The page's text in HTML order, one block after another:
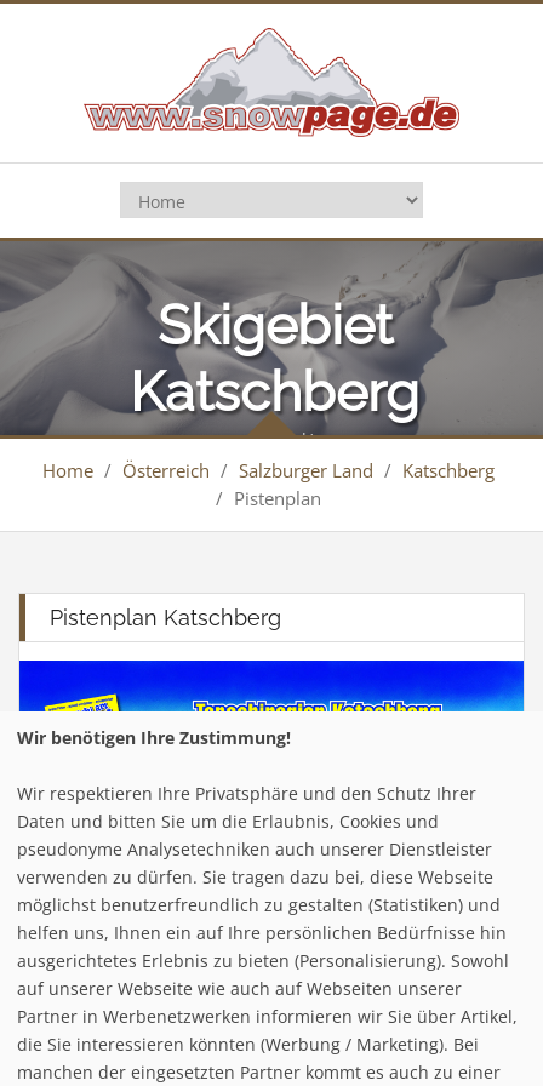
Skigebiet
Katschberg
(Aineck)
Home / Österreich / Salzburger Land / Katschberg
/ Pistenplan
Pistenplan Katschberg
Wir benötigen Ihre Zustimmung!
Wir respektieren Ihre Privatsphäre und den Schutz Ihrer
Daten und bitten Sie um die Erlaubnis, Cookies und
pseudonyme Analysetechniken auch unserer Dienstleister
verwenden zu dürfen. Sie tragen dazu bei, diese Webseite
möglichst benutzerfreundlich zu gestalten (Statistiken) und
helfen uns, Ihnen ein auf Ihre persönlichen Bedürfnisse hin
ausgerichtetes Erlebnis zu bieten (Personalisierung). Sowohl
auf unserer Webseite wie auch auf Webseiten unserer
Partner in Werbenetzwerken informieren wir Sie über Artikel,
die Sie interessieren könnten (Werbung / Marketing). Bei
manchen der eingesetzten Partner kommt es auch zu einer